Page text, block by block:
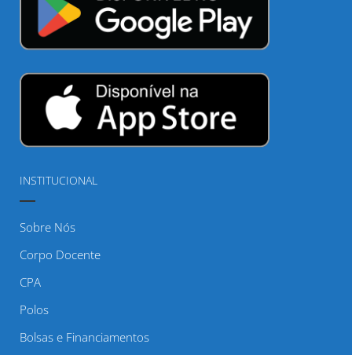
INSTITUCIONAL
Sobre Nós
Corpo Docente
CPA
Polos
Bolsas e Financiamentos